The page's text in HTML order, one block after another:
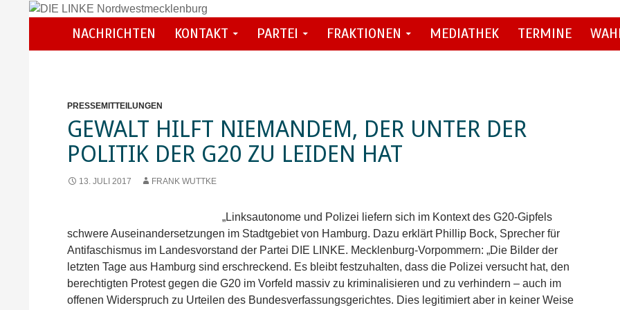
DIE LINKE Nordwestmecklenburg
NACHRICHTEN KONTAKT PARTEI FRAKTIONEN MEDIATHEK TERMINE
PRESSEMITTEILUNGEN
GEWALT HILFT NIEMANDEM, DER UNTER DER
POLITIK DER G20 ZU LEIDEN HAT
13. JULI 2017 FRANK WUTTKE
„Linksautonome und Polizei liefern sich im Kontext des G20-Gipfels
schwere Auseinandersetzungen im Stadtgebiet von Hamburg. Dazu erklärt Phillip Bock, Sprecher für
Antifaschismus im Landesvorstand der Partei DIE LINKE. Mecklenburg-Vorpommern: „Die Bilder der
letzten Tage aus Hamburg sind erschreckend. Es bleibt festzuhalten, dass die Polizei versucht hat, den
berechtigten Protest gegen die G20 im Vorfeld massiv zu kriminalisieren und zu verhindern – auch im
offenen Widerspruch zu Urteilen des Bundesverfassungsgerichtes. Dies legitimiert aber in keiner Weise